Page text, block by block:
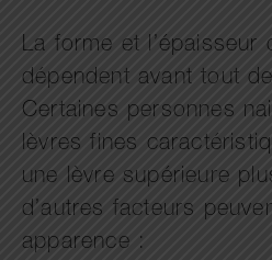
La forme et l’épaisseur
dépendent avant tout
Certaines personnes
lèvres fines
une lèvre supérieure
d’autres facteurs
apparence :